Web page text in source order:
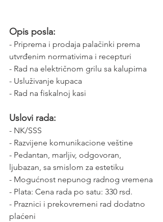
Opis posla:
- Priprema i prodaja palačinki prema
utvrđenim normativima i recepturi
- Rad na električnom grilu sa kalupima
- Usluživanje kupaca
- Rad na fiskalnoj kasi
Uslovi rada:
- NK/SSS
- Razvijene komunikacione veštine
- Pedantan, marljiv, odgovoran,
ljubazan, sa smislom za estetiku
- Mogućnost nepunog radnog vremena
- Plata: Cena rada po satu: 330 rsd.
- Praznici i prekovremeni rad dodatno
plaćeni